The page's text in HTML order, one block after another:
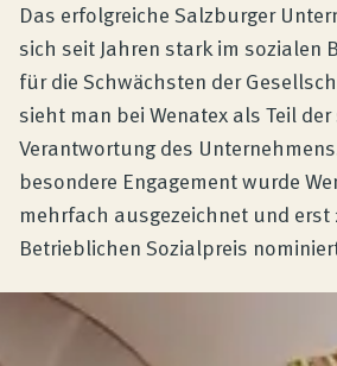
Das erfolgreiche Salzburger
sich seit Jahren stark im sozialen
für die Schwächsten der
sieht man bei Wenatex als Teil
Verantwortung des
besondere Engagement wurde
mehrfach ausgezeichnet und erst
Betrieblichen Sozialpreis